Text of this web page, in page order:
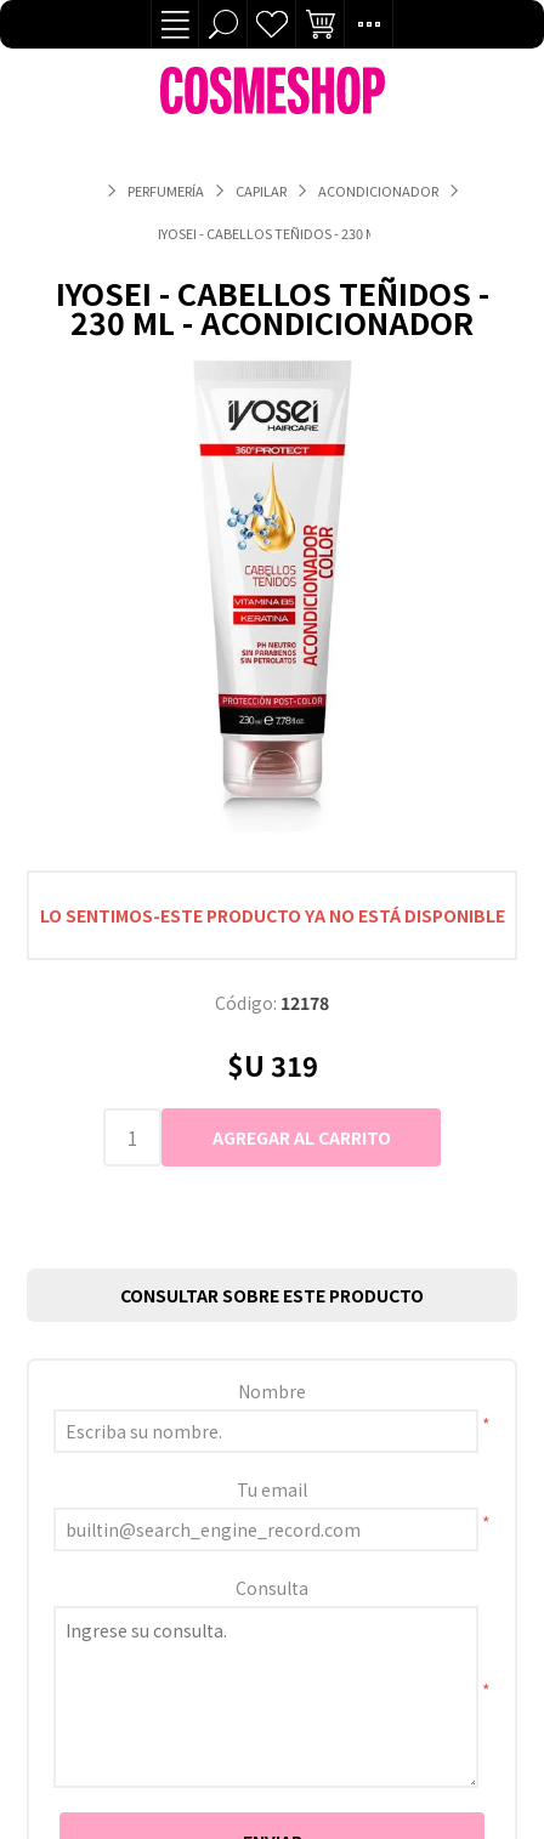
PERFUMERÍA CAPILAR ACONDICIONADOR
IYOSEI - CABELLOS TEÑIDOS - 230 ML - ACONDICIONADOR
IYOSEI - CABELLOS TEÑIDOS -
230 ML - ACONDICIONADOR
LO SENTIMOS-ESTE PRODUCTO YA NO ESTÁ DISPONIBLE
Código: 12178
$U 319
CONSULTAR SOBRE ESTE PRODUCTO
Nombre
*
Tu email
*
Consulta
*